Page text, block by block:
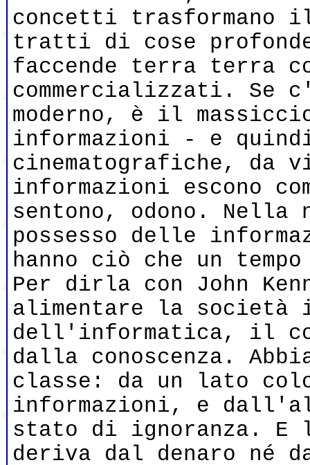
concetti trasformano il
tratti di cose
faccende terra terra
commercializzati. Se
moderno, è il
informazioni - e
cinematografiche, da
informazioni escono
sentono, odono.
possesso delle
hanno ciò che un
Per dirla con John
alimentare la società
dell'informatica, il
dalla conoscenza.
classe: da un lato
informazioni, e
stato di ignoranza. E
deriva dal denaro né